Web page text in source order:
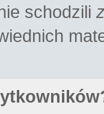
schodzili